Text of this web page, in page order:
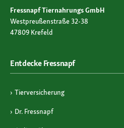
Fressnapf Tiernahrungs GmbH
Westpreußenstraße 32-38
47809 Krefeld
Entdecke Fressnapf
Tierversicherung
Dr. Fressnapf